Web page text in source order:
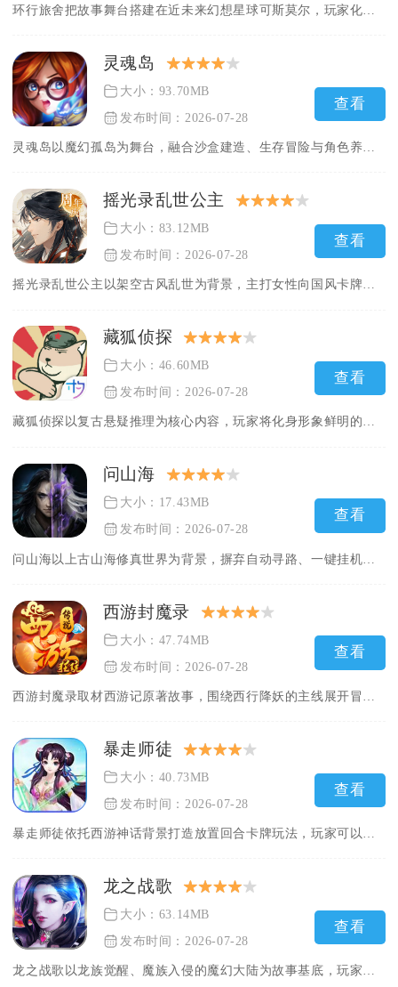
灵魂岛
大小：93.70MB
发布时间：2026-07-28
查看
摇光录乱世公主
大小：83.12MB
发布时间：2026-07-28
查看
摇光录乱世公主以架空古风乱世为背景，主打女性向国风卡牌养成玩...
藏狐侦探
大小：46.60MB
发布时间：2026-07-28
查看
藏狐侦探以复古悬疑推理为核心内容，玩家将化身形象鲜明的藏狐主...
问山海
大小：17.43MB
发布时间：2026-07-28
查看
西游封魔录
大小：47.74MB
发布时间：2026-07-28
查看
暴走师徒
大小：40.73MB
发布时间：2026-07-28
查看
龙之战歌
大小：63.14MB
发布时间：2026-07-28
查看